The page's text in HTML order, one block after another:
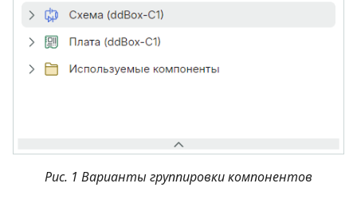
Рис. 1 Варианты группировки компонентов